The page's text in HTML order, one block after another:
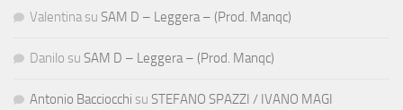
Valentina su SAM D – Leggera – (Prod. Manqc)
Danilo su SAM D – Leggera – (Prod. Manqc)
Antonio Bacciocchi su STEFANO SPAZZI / IVANO MAGI